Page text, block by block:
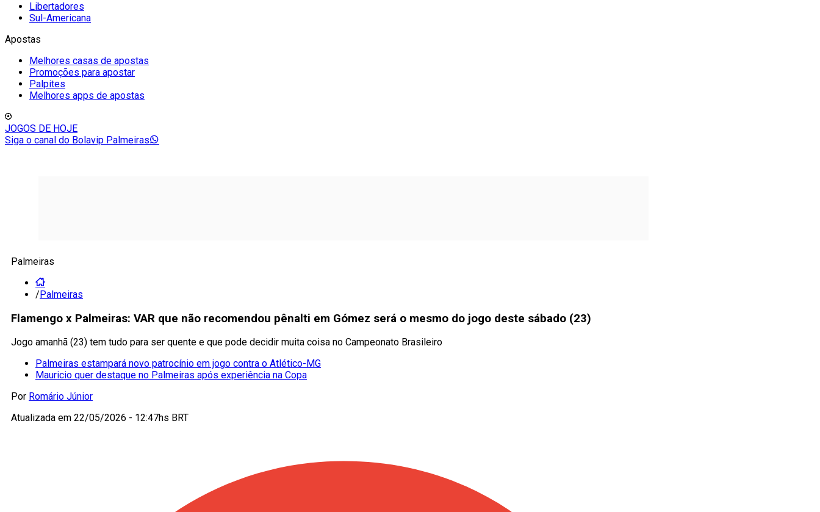
Libertadores
Sul-Americana
Apostas
Melhores casas de apostas
Promoções para apostar
Palpites
Melhores apps de apostas
JOGOS DE HOJE
Siga o canal do Bolavip Palmeiras
Palmeiras
/Palmeiras
Flamengo x Palmeiras: VAR que não recomendou pênalti em Gómez será o mesmo do jogo deste sábado (23)
Jogo amanhã (23) tem tudo para ser quente e que pode decidir muita coisa no Campeonato Brasileiro
Palmeiras estampará novo patrocínio em jogo contra o Atlético-MG
Mauricio quer destaque no Palmeiras após experiência na Copa
Por Romário Júnior
Atualizada em 22/05/2026 - 12:47hs BRT